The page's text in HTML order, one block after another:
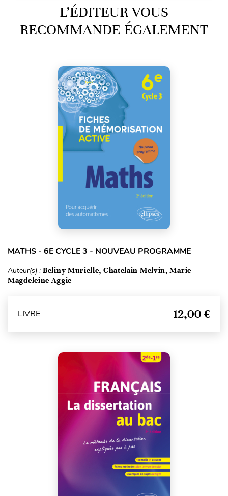
L’ÉDITEUR VOUS
RECOMMANDE ÉGALEMENT
MATHS - 6E CYCLE 3 - NOUVEAU PROGRAMME
Auteur(s) : Beliny Murielle, Chatelain Melvin, Marie-
Magdeleine Aggie
LIVRE 12,00 €